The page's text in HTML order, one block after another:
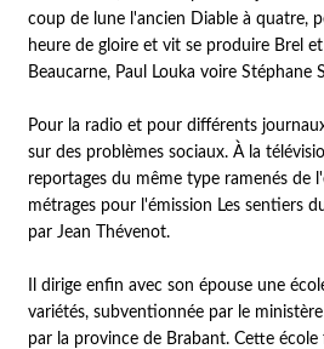
coup de lune l'ancien Diable à quatre,
heure de gloire et vit se produire Brel
Beaucarne, Paul Louka voire Stéphane
Pour la radio et pour différents
sur des problèmes sociaux. À la
reportages du même type ramenés de
métrages pour l'émission Les sentiers
par Jean Thévenot.
Il dirige enfin avec son épouse une
variétés, subventionnée par le
par la province de Brabant. Cette